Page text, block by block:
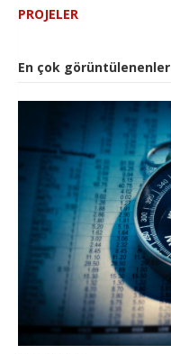
PROJELER
En çok görüntülenenler